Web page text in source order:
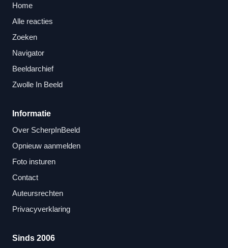
Home
Alle reacties
Zoeken
Navigator
Beeldarchief
Zwolle In Beeld
Informatie
Over ScherpInBeeld
Opnieuw aanmelden
Foto insturen
Contact
Auteursrechten
Privacyverklaring
Sinds 2006